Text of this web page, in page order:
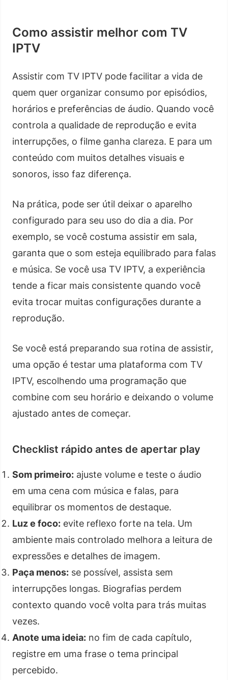
Como assistir melhor com TV
IPTV
Assistir com TV IPTV pode facilitar a vida de
quem quer organizar consumo por episódios,
horários e preferências de áudio. Quando você
controla a qualidade de reprodução e evita
interrupções, o filme ganha clareza. E para um
conteúdo com muitos detalhes visuais e
sonoros, isso faz diferença.
Na prática, pode ser útil deixar o aparelho
configurado para seu uso do dia a dia. Por
exemplo, se você costuma assistir em sala,
garanta que o som esteja equilibrado para falas
e música. Se você usa TV IPTV, a experiência
tende a ficar mais consistente quando você
evita trocar muitas configurações durante a
reprodução.
Se você está preparando sua rotina de assistir,
uma opção é testar uma plataforma com TV
IPTV, escolhendo uma programação que
combine com seu horário e deixando o volume
ajustado antes de começar.
Checklist rápido antes de apertar play
Som primeiro: ajuste volume e teste o áudio
em uma cena com música e falas, para
equilibrar os momentos de destaque.
Luz e foco: evite reflexo forte na tela. Um
ambiente mais controlado melhora a leitura de
expressões e detalhes de imagem.
Paça menos: se possível, assista sem
interrupções longas. Biografias perdem
contexto quando você volta para trás muitas
vezes.
Anote uma ideia: no fim de cada capítulo,
registre em uma frase o tema principal
percebido.